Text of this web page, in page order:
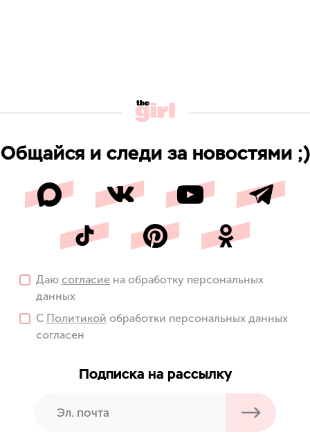
Общайся и следи за новостями ;)
Даю согласие на обработку персональных
данных
С Политикой обработки персональных данных
согласен
Подписка на рассылку